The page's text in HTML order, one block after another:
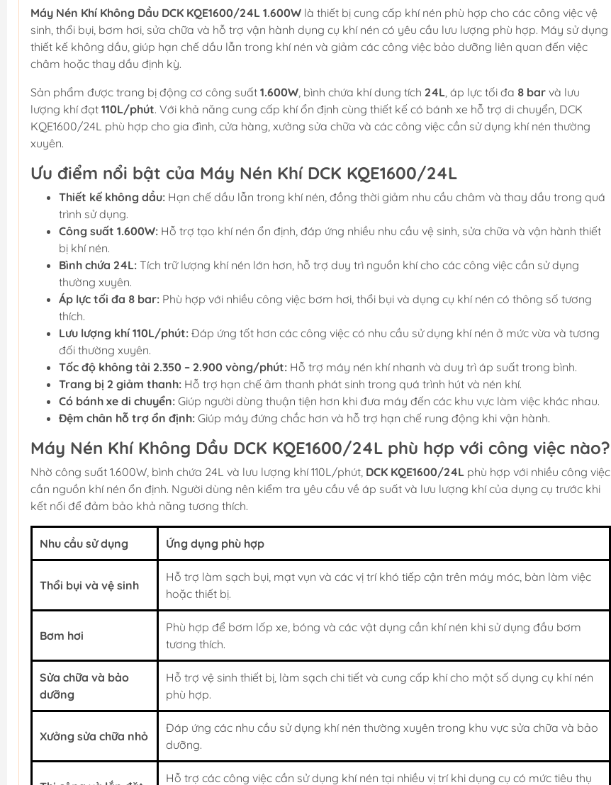
Máy Nén Khí Không Dầu DCK KQE1600/24L 1.600W là thiết bị cung cấp khí nén phù hợp cho các công việc vệ
sinh, thổi bụi, bơm hơi, sửa chữa và hỗ trợ vận hành dụng cụ khí nén có yêu cầu lưu lượng phù hợp. Máy sử dụng
thiết kế không dầu, giúp hạn chế dầu lẫn trong khí nén và giảm các công việc bảo dưỡng liên quan đến việc
châm hoặc thay dầu định kỳ.
Sản phẩm được trang bị động cơ công suất 1.600W, bình chứa khí dung tích 24L, áp lực tối đa 8 bar và lưu
lượng khí đạt 110L/phút. Với khả năng cung cấp khí ổn định cùng thiết kế có bánh xe hỗ trợ di chuyển, DCK
KQE1600/24L phù hợp cho gia đình, cửa hàng, xưởng sửa chữa và các công việc cần sử dụng khí nén thường
xuyên.
Ưu điểm nổi bật của Máy Nén Khí DCK KQE1600/24L
Thiết kế không dầu: Hạn chế dầu lẫn trong khí nén, đồng thời giảm nhu cầu châm và thay dầu trong quá
trình sử dụng.
Công suất 1.600W: Hỗ trợ tạo khí nén ổn định, đáp ứng nhiều nhu cầu vệ sinh, sửa chữa và vận hành thiết
bị khí nén.
Bình chứa 24L: Tích trữ lượng khí nén lớn hơn, hỗ trợ duy trì nguồn khí cho các công việc cần sử dụng
thường xuyên.
Áp lực tối đa 8 bar: Phù hợp với nhiều công việc bơm hơi, thổi bụi và dụng cụ khí nén có thông số tương
thích.
Lưu lượng khí 110L/phút: Đáp ứng tốt hơn các công việc có nhu cầu sử dụng khí nén ở mức vừa và tương
đối thường xuyên.
Tốc độ không tải 2.350 – 2.900 vòng/phút: Hỗ trợ máy nén khí nhanh và duy trì áp suất trong bình.
Trang bị 2 giảm thanh: Hỗ trợ hạn chế âm thanh phát sinh trong quá trình hút và nén khí.
Có bánh xe di chuyển: Giúp người dùng thuận tiện hơn khi đưa máy đến các khu vực làm việc khác nhau.
Đệm chân hỗ trợ ổn định: Giúp máy đứng chắc hơn và hỗ trợ hạn chế rung động khi vận hành.
Máy Nén Khí Không Dầu DCK KQE1600/24L phù hợp với công việc nào?
Nhờ công suất 1.600W, bình chứa 24L và lưu lượng khí 110L/phút, DCK KQE1600/24L phù hợp với nhiều công việc
cần nguồn khí nén ổn định. Người dùng nên kiểm tra yêu cầu về áp suất và lưu lượng khí của dụng cụ trước khi
kết nối để đảm bảo khả năng tương thích.
Nhu cầu sử dụng Ứng dụng phù hợp
Thổi bụi và vệ sinh
Hỗ trợ làm sạch bụi, mạt vụn và các vị trí khó tiếp cận trên máy móc, bàn làm việc
hoặc thiết bị.
Bơm hơi
Phù hợp để bơm lốp xe, bóng và các vật dụng cần khí nén khi sử dụng đầu bơm
tương thích.
Sửa chữa và bảo
dưỡng
Hỗ trợ vệ sinh thiết bị, làm sạch chi tiết và cung cấp khí cho một số dụng cụ khí nén
phù hợp.
Xưởng sửa chữa nhỏ
Đáp ứng các nhu cầu sử dụng khí nén thường xuyên trong khu vực sửa chữa và bảo
dưỡng.
Hỗ trợ các công việc cần sử dụng khí nén tại nhiều vị trí khi dụng cụ có mức tiêu thụ